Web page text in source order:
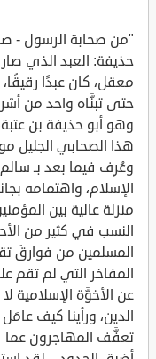
"من صحابة الرسول -
حذيفة: العبد الذي
معقل، كان عبدًا
حتى تبنَّاه واحد من
وهو أبو حذيفة بن
هذا الصحابي الجليل
وعُرِف فيما بعد بـ
الإسلام، واهتمامه
منزلة عالية بين
النسب في كثير من
المسلمين من فوارقَ
المفاخر التي لم تقم
عن الأخوَّة الإسلامية
الدين، ورأينا كيف
تعفَّف المهاجرون